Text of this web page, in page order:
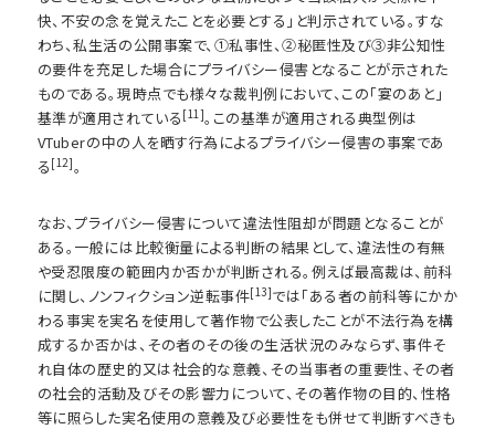
快、不安の念を覚えたことを必要とする」と判示されている。すな
わち、私生活の公開事案で、①私事性、②秘匿性及び③非公知性
の要件を充足した場合にプライバシー侵害となることが示された
ものである。現時点でも様々な裁判例において、この「宴のあと」
基準が適用されている [11]。この基準が適用される典型例は
VTuberの中の人を晒す行為によるプライバシー侵害の事案であ
る [12]。
なお、プライバシー侵害について違法性阻却が問題となることが
ある。一般には比較衡量による判断の結果として、違法性の有無
や受忍限度の範囲内か否かが判断される。例えば最高裁は、前科
に関し、ノンフィクション逆転事件[13]では「ある者の前科等にかか
わる事実を実名を使用して著作物で公表したことが不法行為を構
成するか否かは、その者のその後の生活状況のみならず、事件そ
れ自体の歴史的又は社会的な意義、その当事者の重要性、その者
の社会的活動及びその影響力について、その著作物の目的、性格
等に照らした実名使用の意義及び必要性をも併せて判断すべきも